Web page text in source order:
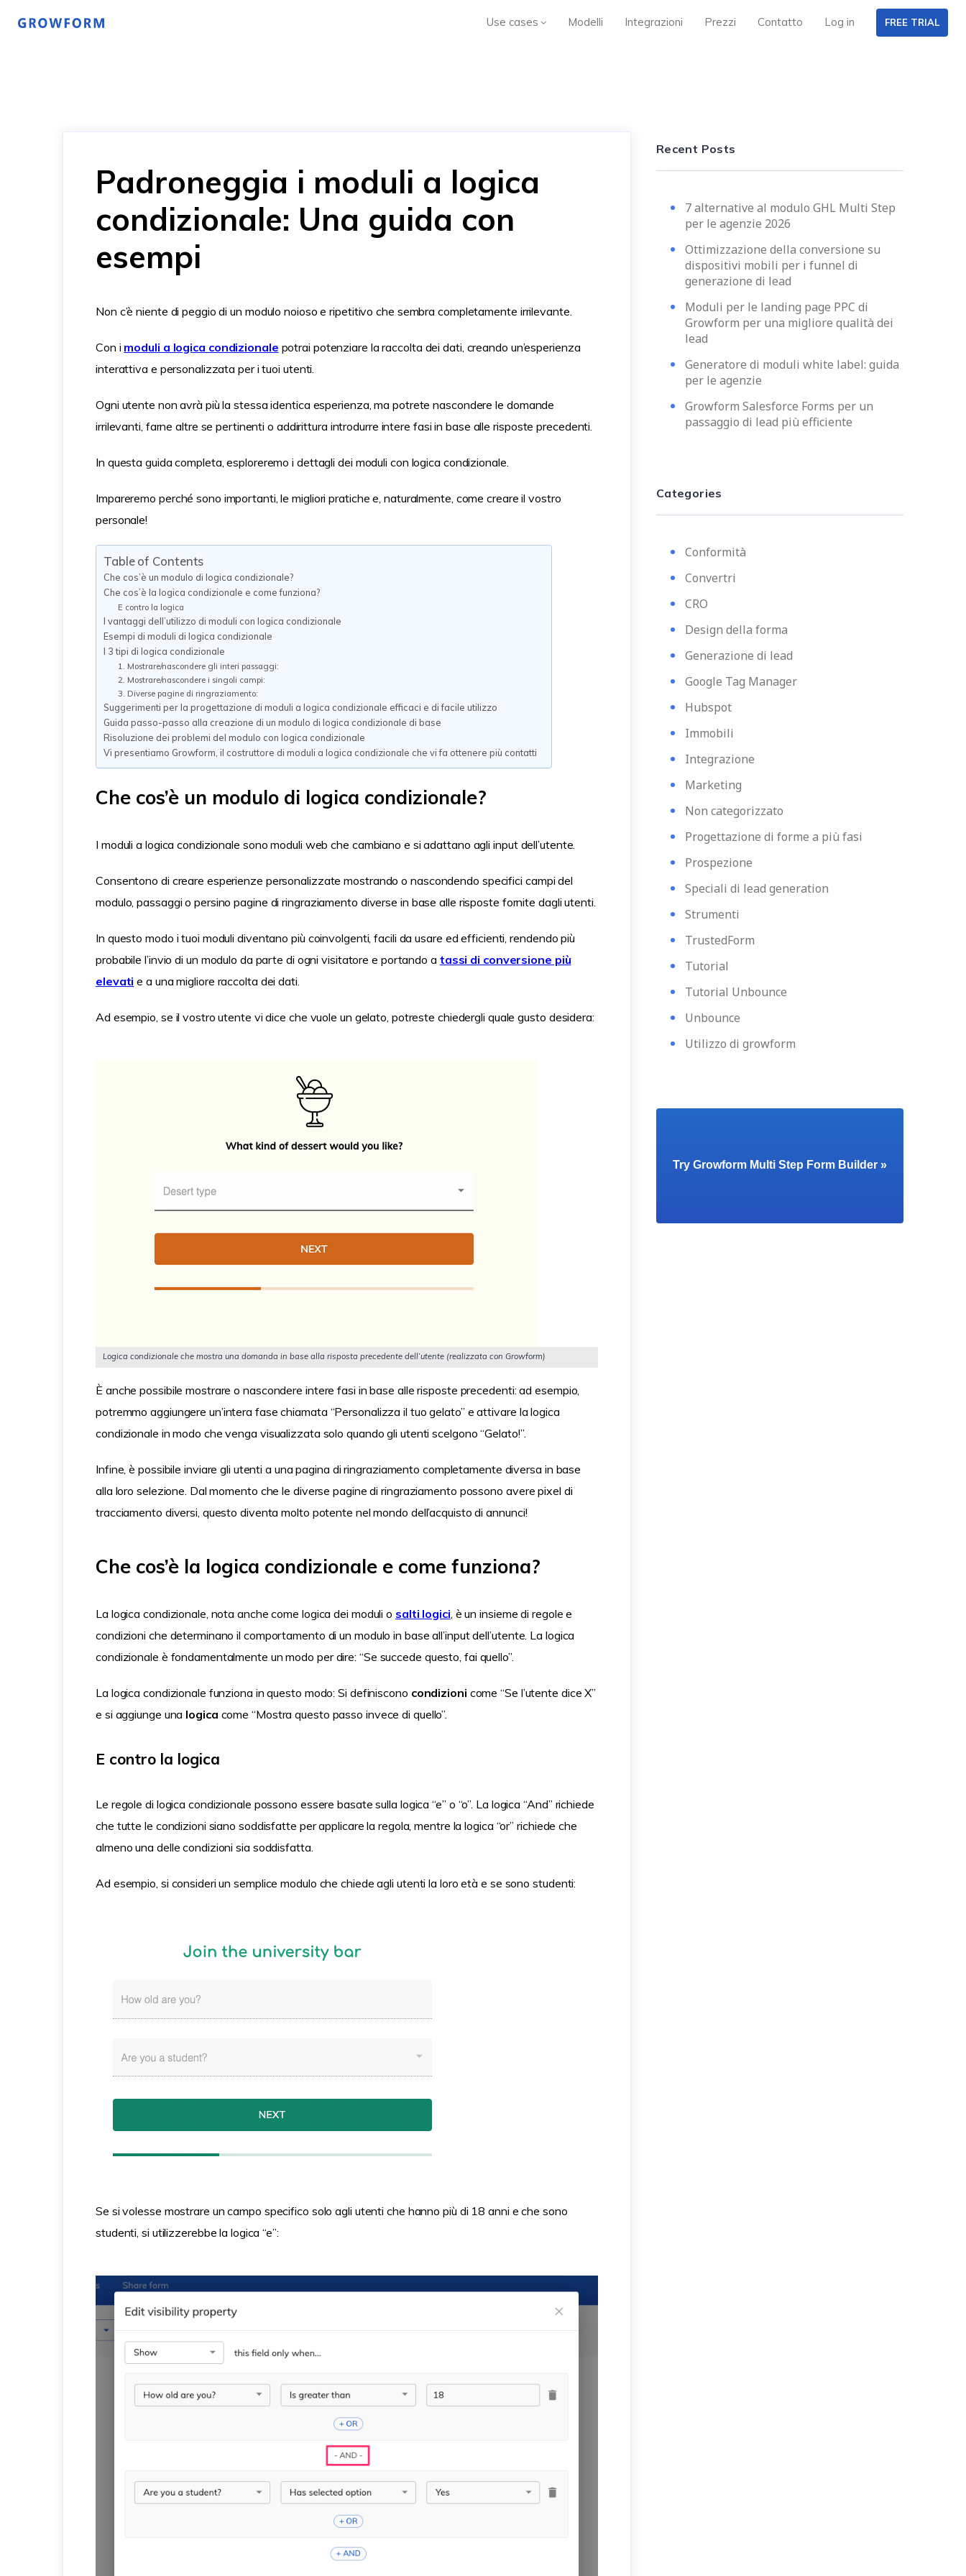
Use cases Modelli Integrazioni Prezzi Contatto Log in FREE TRIAL
Padroneggia i moduli a logica
condizionale: Una guida con
esempi
Non c’è niente di peggio di un modulo noioso e ripetitivo che sembra completamente irrilevante.
Con i moduli a logica condizionale potrai potenziare la raccolta dei dati, creando un’esperienza
interattiva e personalizzata per i tuoi utenti.
Ogni utente non avrà più la stessa identica esperienza, ma potrete nascondere le domande
irrilevanti, farne altre se pertinenti o addirittura introdurre intere fasi in base alle risposte precedenti.
In questa guida completa, esploreremo i dettagli dei moduli con logica condizionale.
Impareremo perché sono importanti, le migliori pratiche e, naturalmente, come creare il vostro
personale!
Table of Contents
Che cos’è un modulo di logica condizionale?
Che cos’è la logica condizionale e come funziona?
E contro la logica
I vantaggi dell’utilizzo di moduli con logica condizionale
Esempi di moduli di logica condizionale
I 3 tipi di logica condizionale
1. Mostrare/nascondere gli interi passaggi:
2. Mostrare/nascondere i singoli campi:
3. Diverse pagine di ringraziamento:
Suggerimenti per la progettazione di moduli a logica condizionale efficaci e di facile utilizzo
Guida passo-passo alla creazione di un modulo di logica condizionale di base
Risoluzione dei problemi del modulo con logica condizionale
Vi presentiamo Growform, il costruttore di moduli a logica condizionale che vi fa ottenere più contatti
Che cos’è un modulo di logica condizionale?
I moduli a logica condizionale sono moduli web che cambiano e si adattano agli input dell’utente.
Consentono di creare esperienze personalizzate mostrando o nascondendo specifici campi del
modulo, passaggi o persino pagine di ringraziamento diverse in base alle risposte fornite dagli utenti.
In questo modo i tuoi moduli diventano più coinvolgenti, facili da usare ed efficienti, rendendo più
probabile l’invio di un modulo da parte di ogni visitatore e portando a tassi di conversione più
elevati e a una migliore raccolta dei dati.
Ad esempio, se il vostro utente vi dice che vuole un gelato, potreste chiedergli quale gusto desidera:
Logica condizionale che mostra una domanda in base alla risposta precedente dell’utente (realizzata con Growform)
È anche possibile mostrare o nascondere intere fasi in base alle risposte precedenti: ad esempio,
potremmo aggiungere un’intera fase chiamata “Personalizza il tuo gelato” e attivare la logica
condizionale in modo che venga visualizzata solo quando gli utenti scelgono “Gelato!”.
Infine, è possibile inviare gli utenti a una pagina di ringraziamento completamente diversa in base
alla loro selezione. Dal momento che le diverse pagine di ringraziamento possono avere pixel di
tracciamento diversi, questo diventa molto potente nel mondo dell’acquisto di annunci!
Che cos’è la logica condizionale e come funziona?
La logica condizionale, nota anche come logica dei moduli o salti logici, è un insieme di regole e
condizioni che determinano il comportamento di un modulo in base all’input dell’utente. La logica
condizionale è fondamentalmente un modo per dire: “Se succede questo, fai quello”.
La logica condizionale funziona in questo modo: Si definiscono condizioni come “Se l’utente dice X”
e si aggiunge una logica come “Mostra questo passo invece di quello”.
E contro la logica
Le regole di logica condizionale possono essere basate sulla logica “e” o “o”. La logica “And” richiede
che tutte le condizioni siano soddisfatte per applicare la regola, mentre la logica “or” richiede che
almeno una delle condizioni sia soddisfatta.
Ad esempio, si consideri un semplice modulo che chiede agli utenti la loro età e se sono studenti:
Se si volesse mostrare un campo specifico solo agli utenti che hanno più di 18 anni e che sono
studenti, si utilizzerebbe la logica “e”:
Recent Posts
7 alternative al modulo GHL Multi Step
per le agenzie 2026
Ottimizzazione della conversione su
dispositivi mobili per i funnel di
generazione di lead
Moduli per le landing page PPC di
Growform per una migliore qualità dei
lead
Generatore di moduli white label: guida
per le agenzie
Growform Salesforce Forms per un
passaggio di lead più efficiente
Categories
Conformità
Convertri
CRO
Design della forma
Generazione di lead
Google Tag Manager
Hubspot
Immobili
Integrazione
Marketing
Non categorizzato
Progettazione di forme a più fasi
Prospezione
Speciali di lead generation
Strumenti
TrustedForm
Tutorial
Tutorial Unbounce
Unbounce
Utilizzo di growform
Try Growform Multi Step Form Builder »